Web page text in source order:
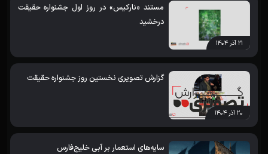
۲۱ آذر ۱۴۰۴
مستند «نارکیس» در روز اول جشنواره حقیقت
درخشید
۲۰ آذر ۱۴۰۴
گزارش تصویری نخستین روز جشنواره حقیقت
سایه‌های استعمار بر آبی خلیج‌فارس